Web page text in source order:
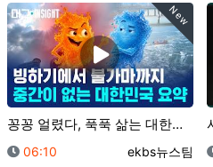
New
꽁꽁 얼렸다, 푹푹 삶는 대한민국 2계절 근황 / 머그…
등록일
06:10 등록자
ekbs뉴스팀